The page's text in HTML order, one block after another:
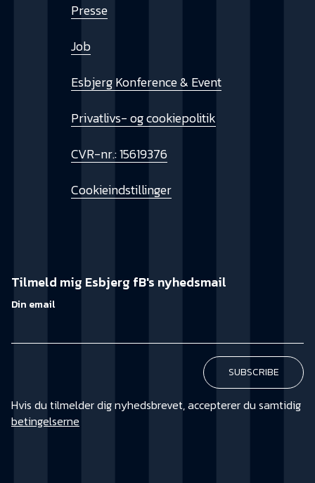
Presse
Job
Esbjerg Konference & Event
Privatlivs- og cookiepolitik
CVR-nr.: 15619376
Cookieindstillinger
Tilmeld mig Esbjerg fB's nyhedsmail
Din email
Hvis du tilmelder dig nyhedsbrevet, accepterer du samtidig
betingelserne